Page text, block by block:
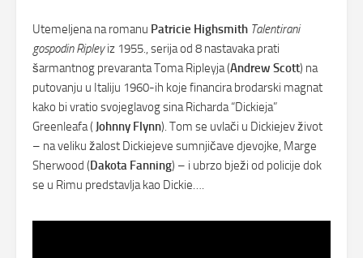
Utemeljena na romanu Patricie Highsmith Talentirani
gospodin Ripleyiz 1955., serija od 8 nastavaka prati
šarmantnog prevaranta Toma Ripleyja (Andrew Scott) na
putovanju u Italiju 1960-ih koje financira brodarski magnat
kako bi vratio svojeglavog sina Richarda “Dickieja”
Greenleafa ( Johnny Flynn). Tom se uvlači u Dickiejev život
– na veliku žalost Dickiejeve sumnjičave djevojke, Marge
Sherwood (Dakota Fanning) – i ubrzo bježi od policije dok
se u Rimu predstavlja kao Dickie….